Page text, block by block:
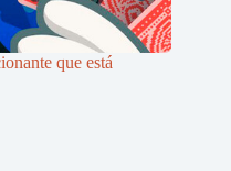
que está